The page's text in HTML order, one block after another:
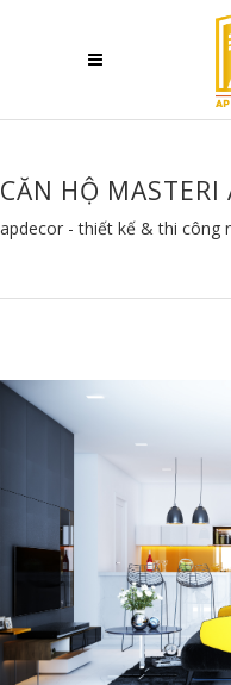
CĂN HỘ
apdecor - thiết kế & thi công